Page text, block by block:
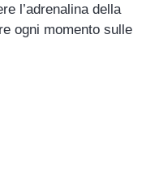
l’adrenalina della
ogni momento sulle